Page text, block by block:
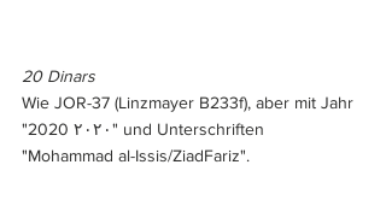
20 Dinars
Wie JOR-37 (Linzmayer B233f), aber mit Jahr
"2020 ٢٠٢٠" und Unterschriften
"Mohammad al-Issis/ZiadFariz".